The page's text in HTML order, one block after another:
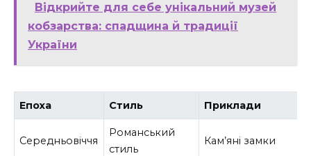
Відкрийте для себе унікальний музей
кобзарства: спадщина й традиції
України
Епоха Стиль Приклади
Середньовіччя
Романський
стиль
Кам’яні замки